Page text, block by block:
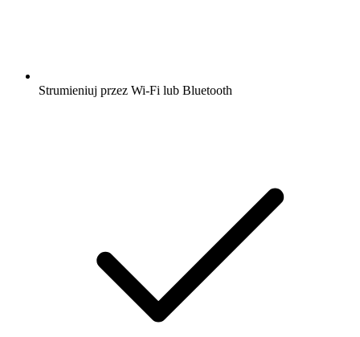
Strumieniuj przez Wi-Fi lub Bluetooth